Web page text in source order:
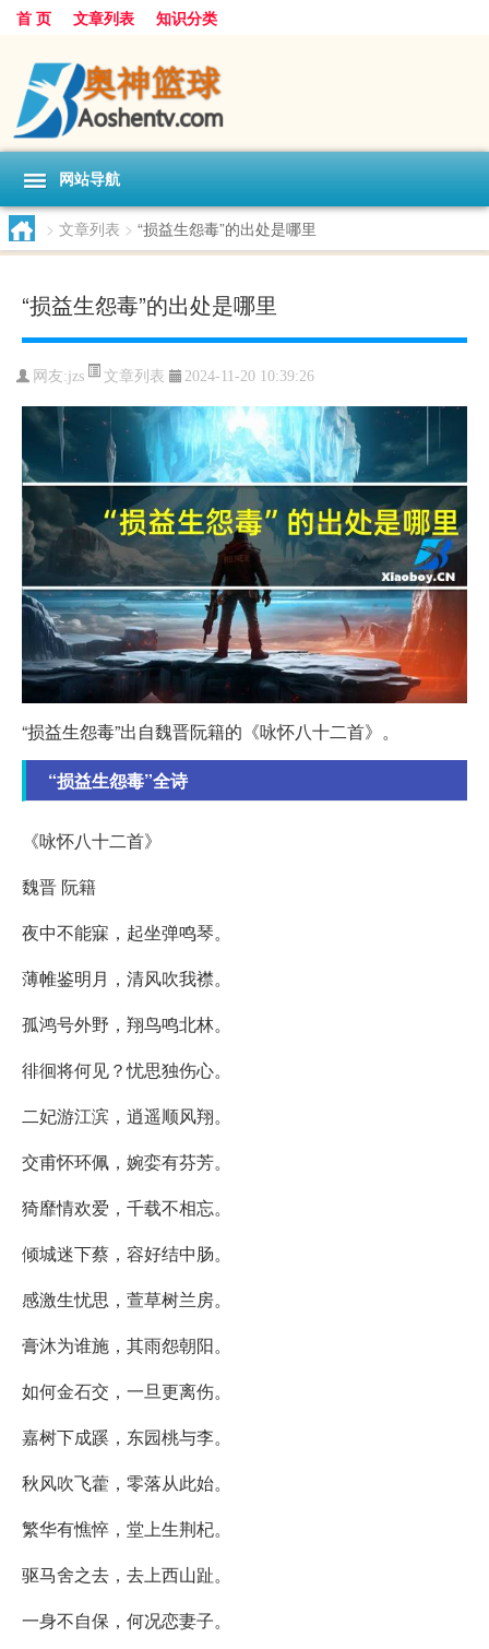
首 页 文章列表 知识分类
网站导航
> 文章列表 > “损益生怨毒”的出处是哪里
“损益生怨毒”的出处是哪里
网友:jzs 文章列表 2024-11-20 10:39:26
“损益生怨毒”出自魏晋阮籍的《咏怀八十二首》。
“损益生怨毒”全诗
《咏怀八十二首》
魏晋 阮籍
夜中不能寐，起坐弹鸣琴。
薄帷鉴明月，清风吹我襟。
孤鸿号外野，翔鸟鸣北林。
徘徊将何见？忧思独伤心。
二妃游江滨，逍遥顺风翔。
交甫怀环佩，婉娈有芬芳。
猗靡情欢爱，千载不相忘。
倾城迷下蔡，容好结中肠。
感激生忧思，萱草树兰房。
膏沐为谁施，其雨怨朝阳。
如何金石交，一旦更离伤。
嘉树下成蹊，东园桃与李。
秋风吹飞藿，零落从此始。
繁华有憔悴，堂上生荆杞。
驱马舍之去，去上西山趾。
一身不自保，何况恋妻子。